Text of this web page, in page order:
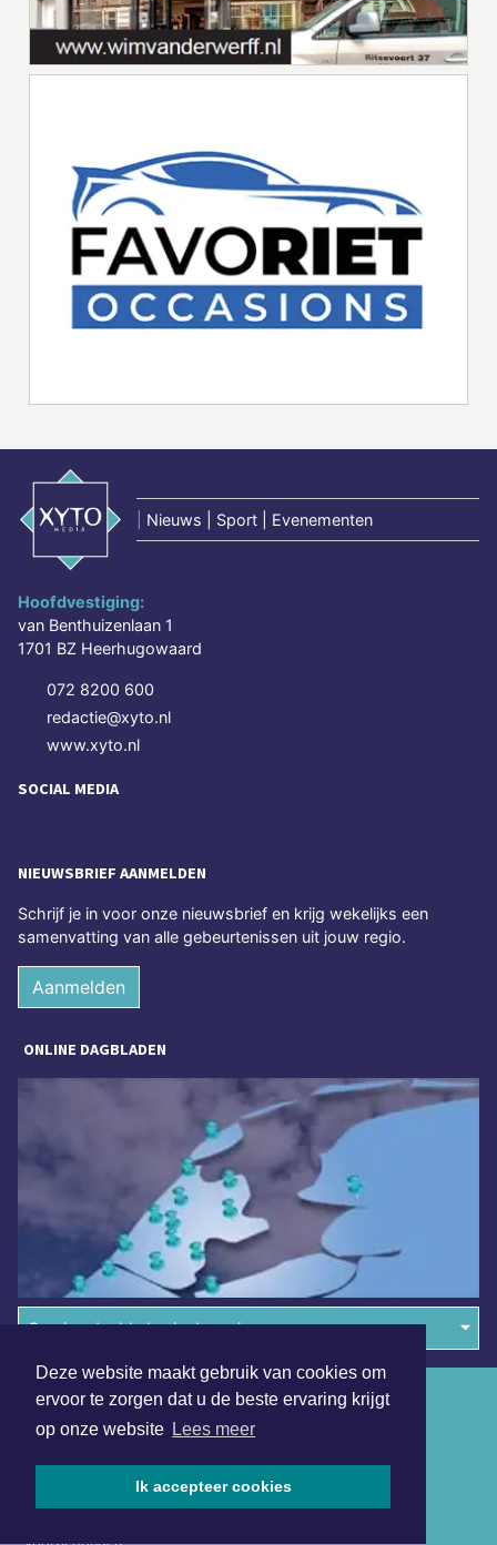
Deze website maakt gebruik van cookies om
ervoor te zorgen dat u de beste ervaring krijgt
op onze website Lees meer
Ik accepteer cookies
Nieuws | Sport | Evenementen
Hoofdvestiging:
van Benthuizenlaan 1
1701 BZ Heerhugowaard
072 8200 600
redactie@xyto.nl
www.xyto.nl
SOCIAL MEDIA
NIEUWSBRIEF AANMELDEN
Schrijf je in voor onze nieuwsbrief en krijg wekelijks een
samenvatting van alle gebeurtenissen uit jouw regio.
Aanmelden
ONLINE DAGBLADEN
Overige dagbladen in de regio
Algemene voorwaarden
Disclaimer